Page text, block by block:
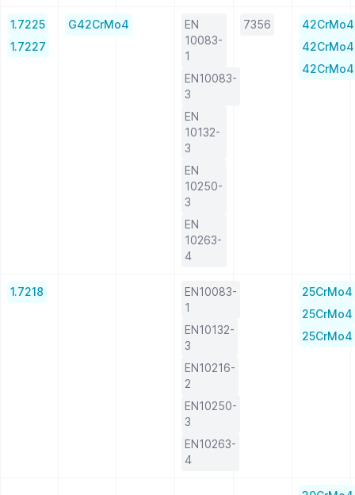
1.7225
1.7227
G42CrMo4
EN
10083-
1
EN10083-
3
EN
10132-
3
EN
10250-
3
EN
10263-
4
7356
42CrMo4
42CrMo4
42CrMo4
1.7218
EN10083-
1
EN10132-
3
EN10216-
2
EN10250-
3
EN10263-
4
25CrMo4
25CrMo4
25CrMo4